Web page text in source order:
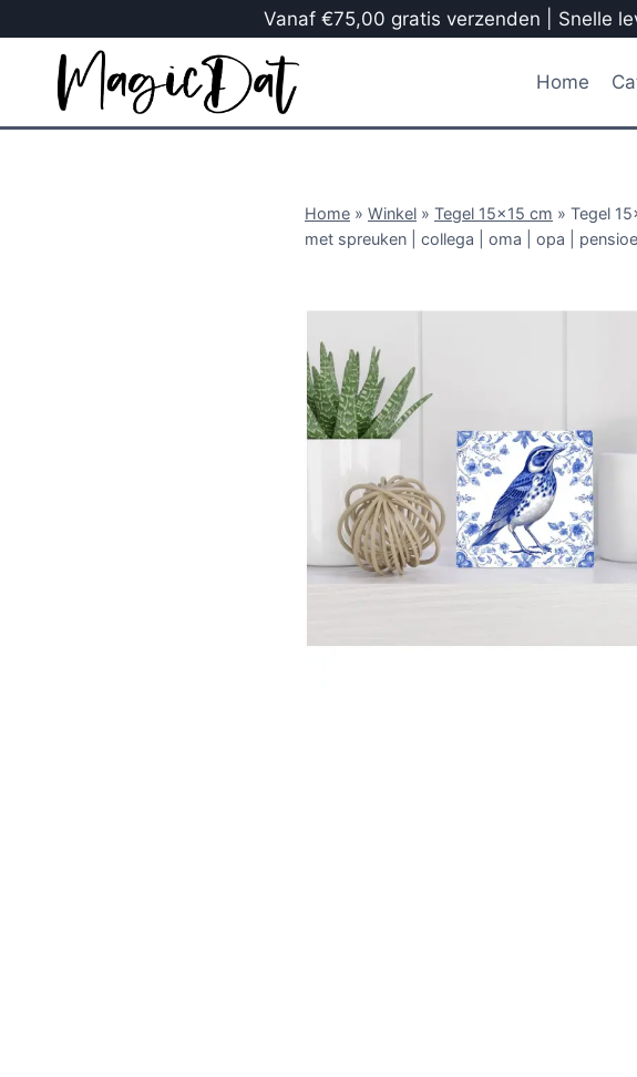
Vanaf €75,00 gratis verzenden | Snelle
Home
Home » Winkel » Tegel 15x15 cm » Tegel
met spreuken | collega | oma | opa |